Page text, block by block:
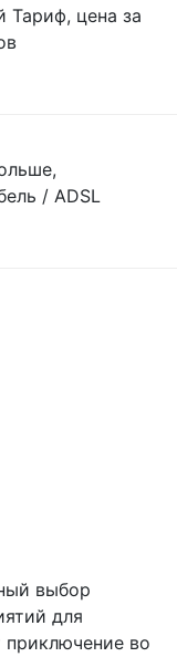
Тариф, цена за
/ ADSL
выбор
для
во